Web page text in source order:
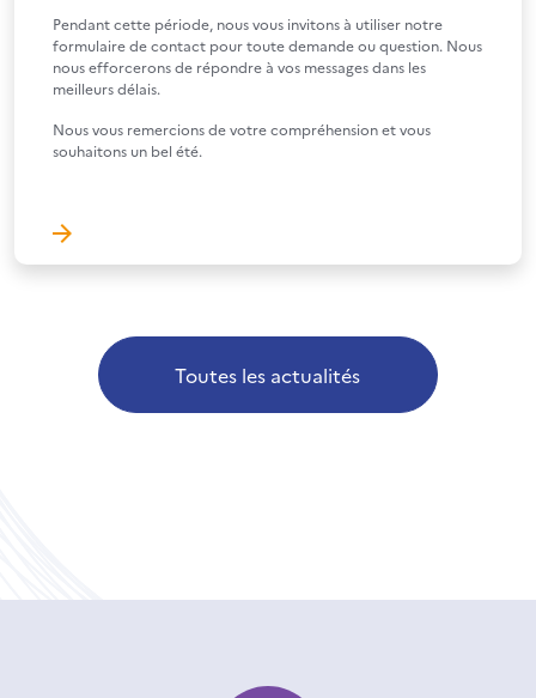
Pendant cette période, nous vous invitons à utiliser notre
formulaire de contact pour toute demande ou question. Nous
nous efforcerons de répondre à vos messages dans les
meilleurs délais.
Nous vous remercions de votre compréhension et vous
souhaitons un bel été.
Toutes les actualités